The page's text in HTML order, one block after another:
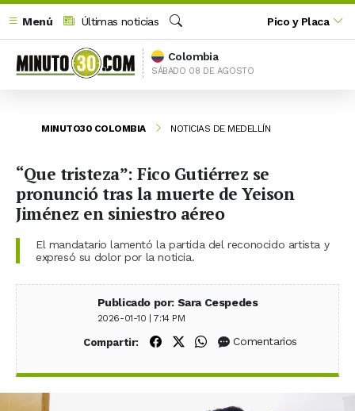
Menú
Últimas noticias
Buscar
Pico y Placa
Colombia
SÁBADO 08 DE AGOSTO
MINUTO30 COLOMBIA NOTICIAS DE MEDELLÍN
“Que tristeza”: Fico Gutiérrez se
pronunció tras la muerte de Yeison
Jiménez en siniestro aéreo
El mandatario lamentó la partida del reconocido artista y
expresó su dolor por la noticia.
Publicado por: Sara Cespedes
2026-01-10 | 7:14 PM
Compartir: Compartir en Facebook
Compartir en X (Twitter)
Compartir en WhatsApp
Comentarios